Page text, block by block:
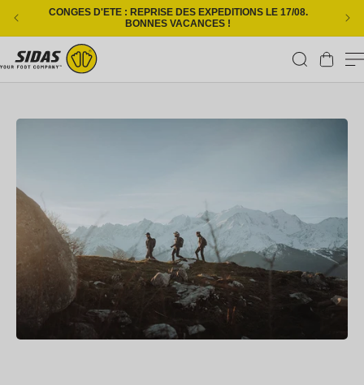
Ignorer et passer au contenu
CONGES D'ETE : REPRISE DES EXPEDITIONS LE 17/08.
BONNES VACANCES !
Panier